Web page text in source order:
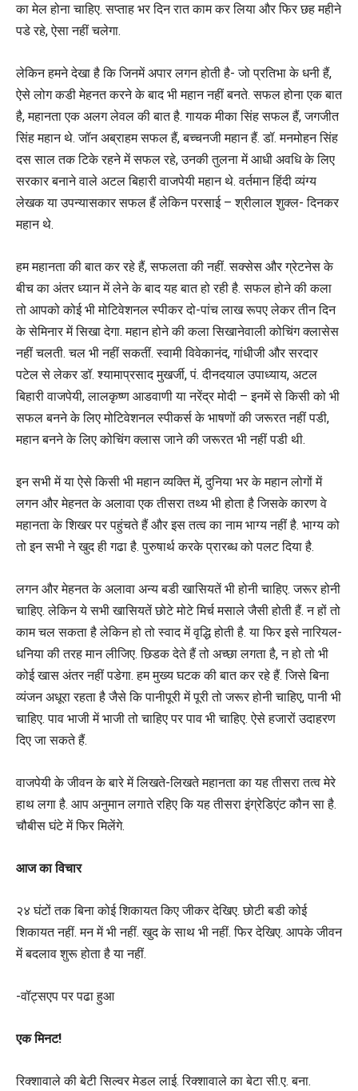
का मेल होना चाहिए. सप्ताह भर दिन रात काम कर लिया और फिर छह महीने
पडे रहे, ऐसा नहीं चलेगा.
लेकिन हमने देखा है कि जिनमें अपार लगन होती है- जो प्रतिभा के धनी हैं,
ऐसे लोग कडी मेहनत करने के बाद भी महान नहीं बनते. सफल होना एक बात
है, महानता एक अलग लेवल की बात है. गायक मीका सिंह सफल हैं, जगजीत
सिंह महान थे. जॉन अब्राहम सफल हैं, बच्चनजी महान हैं. डॉ. मनमोहन सिंह
दस साल तक टिके रहने में सफल रहे, उनकी तुलना में आधी अवधि के लिए
सरकार बनाने वाले अटल बिहारी वाजपेयी महान थे. वर्तमान हिंदी व्यंग्य
लेखक या उपन्यासकार सफल हैं लेकिन परसाई – श्रीलाल शुक्ल- दिनकर
महान थे.
हम महानता की बात कर रहे हैं, सफलता की नहीं. सक्सेस और ग्रेटनेस के
बीच का अंतर ध्यान में लेने के बाद यह बात हो रही है. सफल होने की कला
तो आपको कोई भी मोटिवेशनल स्पीकर दो-पांच लाख रूपए लेकर तीन दिन
के सेमिनार में सिखा देगा. महान होने की कला सिखानेवाली कोचिंग क्लासेस
नहीं चलती. चल भी नहीं सकतीं. स्वामी विवेकानंद, गांधीजी और सरदार
पटेल से लेकर डॉ. श्यामाप्रसाद मुखर्जी, पं. दीनदयाल उपाध्याय, अटल
बिहारी वाजपेयी, लालकृष्ण आडवाणी या नरेंद्र मोदी – इनमें से किसी को भी
सफल बनने के लिए मोटिवेशनल स्पीकर्स के भाषणों की जरूरत नहीं पडी,
महान बनने के लिए कोचिंग क्लास जाने की जरूरत भी नहीं पडी थी.
इन सभी में या ऐसे किसी भी महान व्यक्ति में, दुनिया भर के महान लोगों में
लगन और मेहनत के अलावा एक तीसरा तथ्य भी होता है जिसके कारण वे
महानता के शिखर पर पहुंचते हैं और इस तत्व का नाम भाग्य नहीं है. भाग्य को
तो इन सभी ने खुद ही गढा है. पुरुषार्थ करके प्रारब्ध को पलट दिया है.
लगन और मेहनत के अलावा अन्य बडी खासियतें भी होनी चाहिए. जरूर होनी
चाहिए. लेकिन ये सभी खासियतें छोटे मोटे मिर्च मसाले जैसी होती हैं. न हों तो
काम चल सकता है लेकिन हो तो स्वाद में वृद्धि होती है. या फिर इसे नारियल-
धनिया की तरह मान लीजिए. छिडक देते हैं तो अच्छा लगता है, न हो तो भी
कोई खास अंतर नहीं पडेगा. हम मुख्य घटक की बात कर रहे हैं. जिसे बिना
व्यंजन अधूरा रहता है जैसे कि पानीपूरी में पूरी तो जरूर होनी चाहिए, पानी भी
चाहिए. पाव भाजी में भाजी तो चाहिए पर पाव भी चाहिए. ऐसे हजारों उदाहरण
दिए जा सकते हैं.
वाजपेयी के जीवन के बारे में लिखते-लिखते महानता का यह तीसरा तत्व मेरे
हाथ लगा है. आप अनुमान लगाते रहिए कि यह तीसरा इंग्रेडिएंट कौन सा है.
चौबीस घंटे में फिर मिलेंगे.
आज का विचार
२४ घंटों तक बिना कोई शिकायत किए जीकर देखिए. छोटी बडी कोई
शिकायत नहीं. मन में भी नहीं. खुद के साथ भी नहीं. फिर देखिए‍. आपके जीवन
में बदलाव शुरू होता है या नहीं.
-वॉट्सएप पर पढा हुआ
एक मिनट!
रिक्शावाले की बेटी सिल्वर मेडल लाई. रिक्शावाले का बेटा सी.ए. बना.